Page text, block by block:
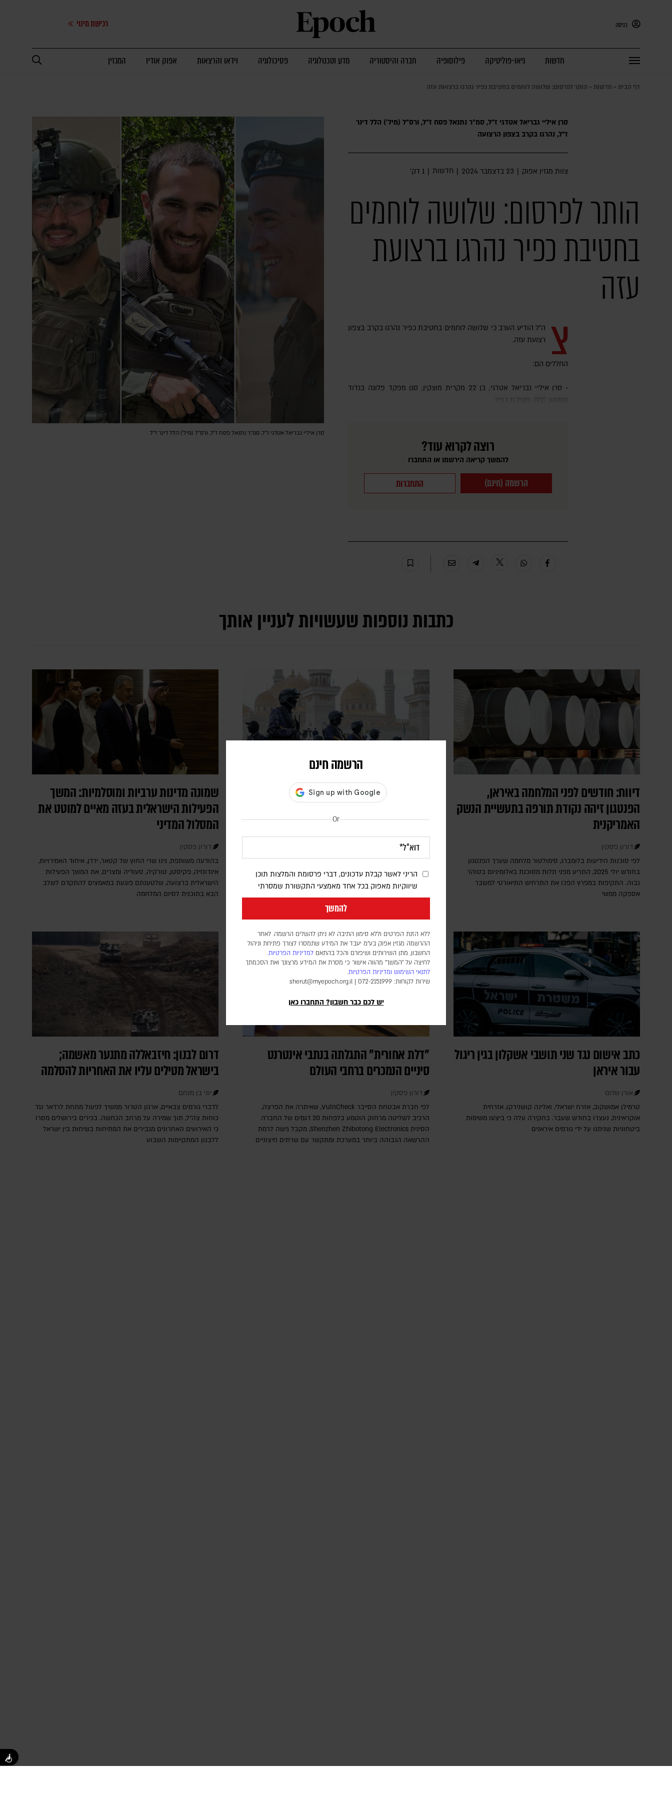
כניסה רכישת מינוי
חדשות גיאו-פוליטיקה פילוסופיה חברה והיסטוריה מדע וטכנולוגיה פסיכולוגיה וידאו והרצאות אפוק אודיו המגזין
הרשמה חינם
Or
הריני לאשר קבלת עדכונים, דברי פרסומת והמלצות תוכן
שיווקיות מאפוק בכל אחד מאמצעי התקשורת שמסרתי
להמשך
ללא הזנת הפרטים וללא סימון התיבה לא ניתן להשלים הרשמה. לאחר
ההרשמה מגזין אפוק בע״מ יעבד את המידע שתמסרו לצורך פתיחת וניהול
החשבון, מתן השירותים ושיפורם והכל בהתאם למדיניות הפרטיות.
לחיצה על "המשך" מהווה אישור כי מסרת את המידע מרצונך ואת הסכמתך
לתנאי השימוש ומדיניות הפרטיות.
שירות לקוחות: 072-2151999 |
sherut@myepoch.org.il
יש לכם כבר חשבון? התחברו כאן
דף הבית » חדשות » הותר לפרסום: שלושה לוחמים בחטיבת כפיר נהרגו ברצועת עזה
סרן איליי גבריאל אטדגי ז"ל, סמ״ר נתנאל פסח ז"ל, ורס"ל (מיל׳) הלל דינר
ז"ל, נהרגו בקרב בצפון הרצועה
צוות מגזין אפוק | 23 בדצמבר 2024 | חדשות | 1 דק׳
הותר לפרסום: שלושה לוחמים
בחטיבת כפיר נהרגו ברצועת
עזה
צ
ה"ל הודיע הערב כי שלושה לוחמים בחטיבת כפיר נהרגו בקרב בצפון
רצועת עזה.
החללים הם:
- סרן איליי גבריאל אטדגי, בן 22 מקרית מוצקין, סגן מפקד פלוגה בגדוד
שמשון (92), חטיבת כפיר.
רוצה לקרוא עוד?
להמשך קריאה הירשמו או התחברו
הרשמה (חינם) התחברות
סרן איליי גבריאל אטדגי ז"ל, סמ״ר נתנאל פסח ז"ל, ורס"ל (מיל׳) הלל דינר ז"ל
כתבות נוספות שעשויות לעניין אותך
דיווח: חודשים לפני המלחמה באיראן,
הפנטגון זיהה נקודת תורפה בתעשיית הנשק
האמריקנית
דורון פסקין
לפי סוכנות הידיעות בלומברג, סימולטור מלחמה שערך הפנטגון
בחודש יולי 2025, התריע מפני תלות מסוכנת באלומיניום בטוהר
גבוה. התקיפות במפרץ הפכו את התרחיש התיאורטי למשבר
אספקה ממשי
דיווחים בתימן: עשרות הרוגים בתקיפה
חות'ית על כוחות הנתמכים על ידי סעודיה
לפי הדיווחים, כטב"מים של החות'ים תקפו מחנות השייכים לכוחות
הממשלה ול"כוחות החירום התימנים", הממומנים על ידי סעודיה,
שמונה מדינות ערביות ומוסלמיות: המשך
הפעילות הישראלית בעזה מאיים למוטט את
המסלול המדיני
דורון פסקין
בהודעה משותפת, גינו שרי החוץ של קטאר, ירדן, איחוד האמירויות,
אינדונזיה, פקיסטן, טורקיה, סעודיה ומצרים, את המשך הפעילות
הישראלית ברצועה, שלטענתם פוגעת במאמצים להתקדם לשלב
הבא בתוכנית לסיום המלחמה
כתב אישום נגד שני תושבי אשקלון בגין ריגול
עבור איראן
אורן שלום
טרמילן אמושקוב, אזרח ישראלי, ואלינה קושנירקו, אזרחית
אוקראינית, נעצרו בחודש שעבר. בחקירה עלה כי ביצעו משימות
ביטחוניות שניתנו על ידי גורמים איראנים
"דלת אחורית" התגלתה בנתבי אינטרנט
סיניים הנמכרים ברחבי העולם
דורון פסקין
לפי חברת אבטחת הסייבר VulnCheck‎, שאיתרה את הפרצה,
הרכיב לשליטה מרחוק הוטמע בלפחות 20 דגמים של החברה
הסינית Shenzhen Zhibotong Electronics‎, מקבל גישה לרמת
ההרשאה הגבוהה ביותר במערכת ומתקשר עם שרתים חיצוניים
דרום לבנון: חיזבאללה מתנער מאשמה;
בישראל מטילים עליו את האחריות להסלמה
יוני בן מנחם
לדברי גורמים צבאיים, ארגון הטרור ממשיך לפעול מתחת לרדאר נגד
כוחות צה"ל, תוך שמירה על מרחב הכחשה. בכירים בירושלים מסרו
כי האירועים האחרונים מגבירים את המתיחות בשיחות בין ישראל
ללבנון המתקיימות השבוע